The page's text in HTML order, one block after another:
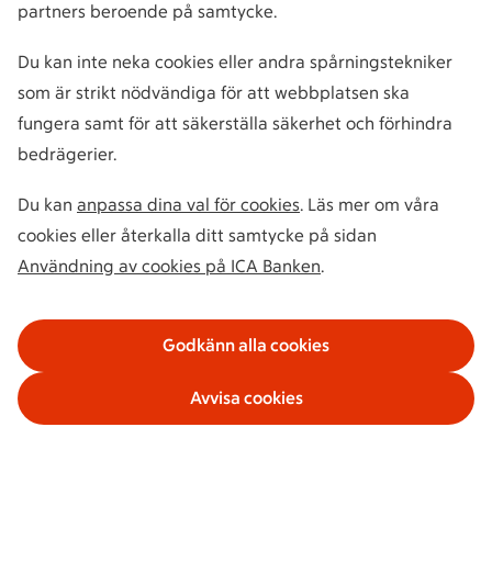
partners beroende på samtycke.
Du kan inte neka cookies eller andra spårningstekniker
som är strikt nödvändiga för att webbplatsen ska
fungera samt för att säkerställa säkerhet och förhindra
bedrägerier.
Du kan anpassa dina val för cookies. Läs mer om våra
cookies eller återkalla ditt samtycke på sidan
Användning av cookies på ICA Banken.
Godkänn alla cookies
Avvisa cookies